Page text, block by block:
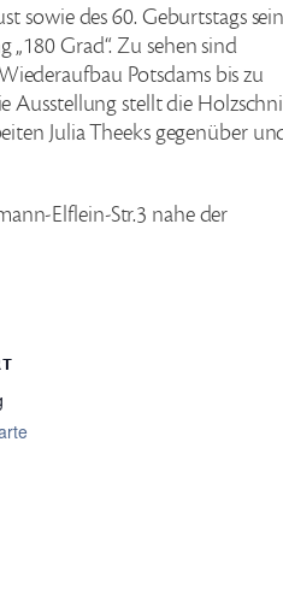
sowie des 60. Geburtstags
Grad“. Zu sehen sind
Potsdams bis zu
Ausstellung stellt die
Julia Theeks gegenüber
Elflein-Str.3 nahe der